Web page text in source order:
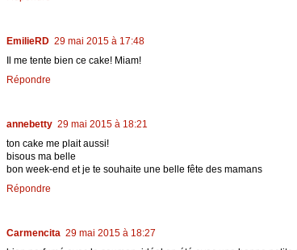
EmilieRD 29 mai 2015 à 17:48
Il me tente bien ce cake! Miam!
Répondre
annebetty 29 mai 2015 à 18:21
ton cake me plait aussi!
bisous ma belle
bon week-end et je te souhaite une belle fête des mamans
Répondre
Carmencita 29 mai 2015 à 18:27